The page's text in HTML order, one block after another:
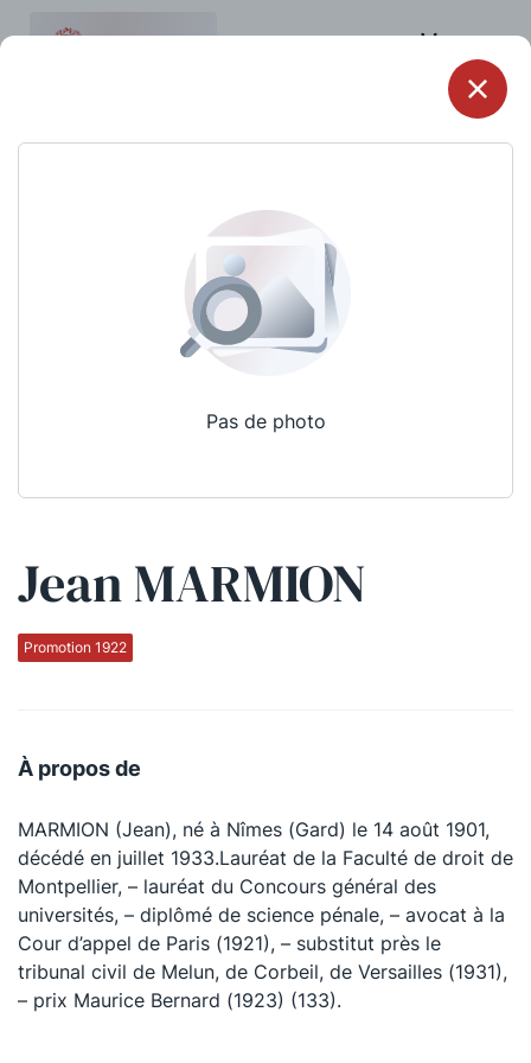
Menu
Pas de photo
Jean MARMION
Promotion 1922
À propos de
MARMION (Jean), né à Nîmes (Gard) le 14 août 1901,
décédé en juillet 1933.Lauréat de la Faculté de droit de
Montpellier, – lauréat du Concours général des
universités, – diplômé de science pénale, – avocat à la
Cour d’appel de Paris (1921), – substitut près le
tribunal civil de Melun, de Corbeil, de Versailles (1931),
– prix Maurice Bernard (1923) (133).
Qui sommes-nous ?
La Conférence
La Conférence
Le Concours de la Conférence
La Conférence Berryer
La Petite Conférence